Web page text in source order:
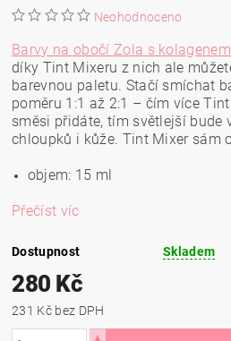
Neohodnoceno
Barvy na obočí Zola s kolagenem
díky Tint Mixeru z nich ale
barevnou paletu. Stačí smíchat
poměru 1:1 až 2:1 – čím více
směsi přidáte, tím světlejší bude
chloupků i kůže. Tint Mixer sám
objem: 15 ml
Přečíst víc
Dostupnost Skladem
280 Kč
231 Kč bez DPH